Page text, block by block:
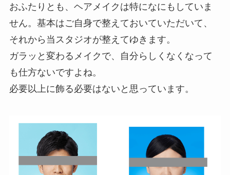
おふたりとも、ヘアメイクは特になにもしていま
せん。基本はご自身で整えておいていただいて、
それから当スタジオが整えてゆきます。
ガラッと変わるメイクで、自分らしくなくなって
も仕方ないですよね。
必要以上に飾る必要はないと思っています。